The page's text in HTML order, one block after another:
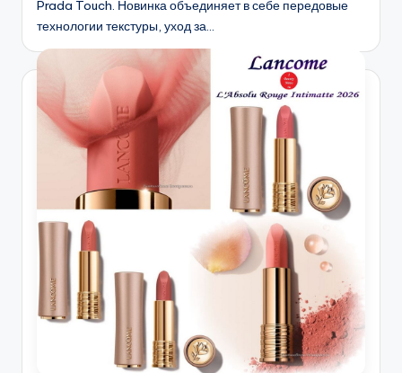
Prada Touch. Новинка объединяет в себе передовые
технологии текстуры, уход за…